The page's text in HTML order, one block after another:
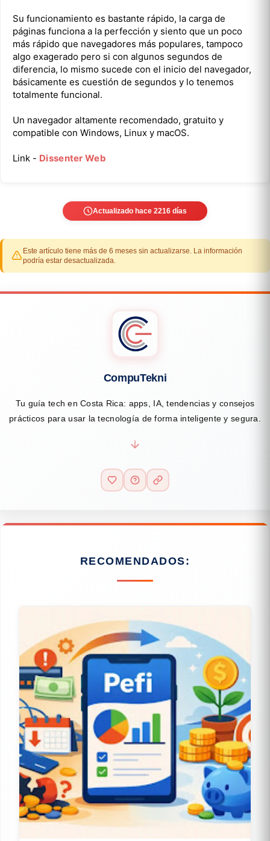
Su funcionamiento es bastante rápido, la carga de
páginas funciona a la perfección y siento que un poco
más rápido que navegadores más populares, tampoco
algo exagerado pero si con algunos segundos de
diferencia, lo mismo sucede con el inicio del navegador,
básicamente es cuestión de segundos y lo tenemos
totalmente funcional.
Un navegador altamente recomendado, gratuito y
compatible con Windows, Linux y macOS.
Link - Dissenter Web
Actualizado hace 2216 días
Este artículo tiene más de 6 meses sin actualizarse. La información
podría estar desactualizada.
CompuTekni
Tu guía tech en Costa Rica: apps, IA, tendencias y consejos
prácticos para usar la tecnología de forma inteligente y segura.
RECOMENDADOS: